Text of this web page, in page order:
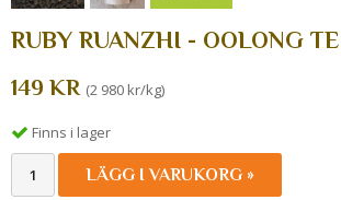
RUBY RUANZHI - OOLONG
149 KR (2 980 kr/kg)
Finns i lager
LÄGG I VARUKORG »